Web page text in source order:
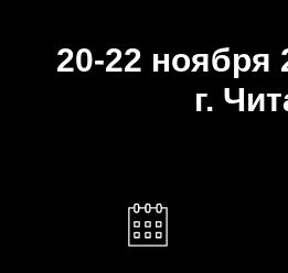
20-22 ноября
г.